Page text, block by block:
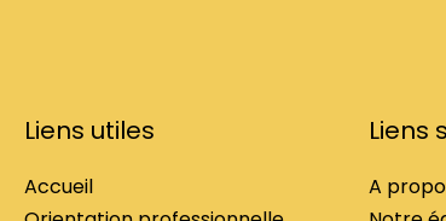
Liens utiles
Accueil
Liens
A